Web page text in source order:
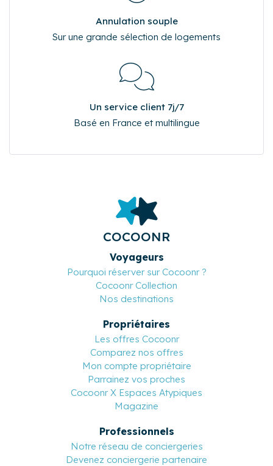
Annulation souple
Sur une grande sélection de logements
Un service client 7j/7
Basé en France et multilingue
COCOONR
Voyageurs
Pourquoi réserver sur Cocoonr ?
Cocoonr Collection
Nos destinations
Propriétaires
Les offres Cocoonr
Comparez nos offres
Mon compte propriétaire
Parrainez vos proches
Cocoonr X Espaces Atypiques
Magazine
Professionnels
Notre réseau de conciergeries
Devenez conciergerie partenaire